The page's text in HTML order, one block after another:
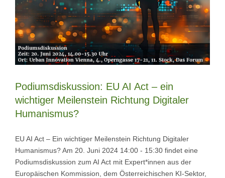
Podiumsdiskussion: EU AI Act – ein
wichtiger Meilenstein Richtung Digitaler
Humanismus?
EU AI Act – Ein wichtiger Meilenstein Richtung Digitaler
Humanismus? Am 20. Juni 2024 14:00 - 15:30 findet eine
Podiumsdiskussion zum AI Act mit Expert*innen aus der
Europäischen Kommission, dem Österreichischen KI-Sektor,